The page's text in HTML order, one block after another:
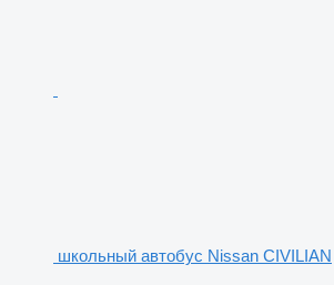
школьный автобус Nissan CIVILIAN